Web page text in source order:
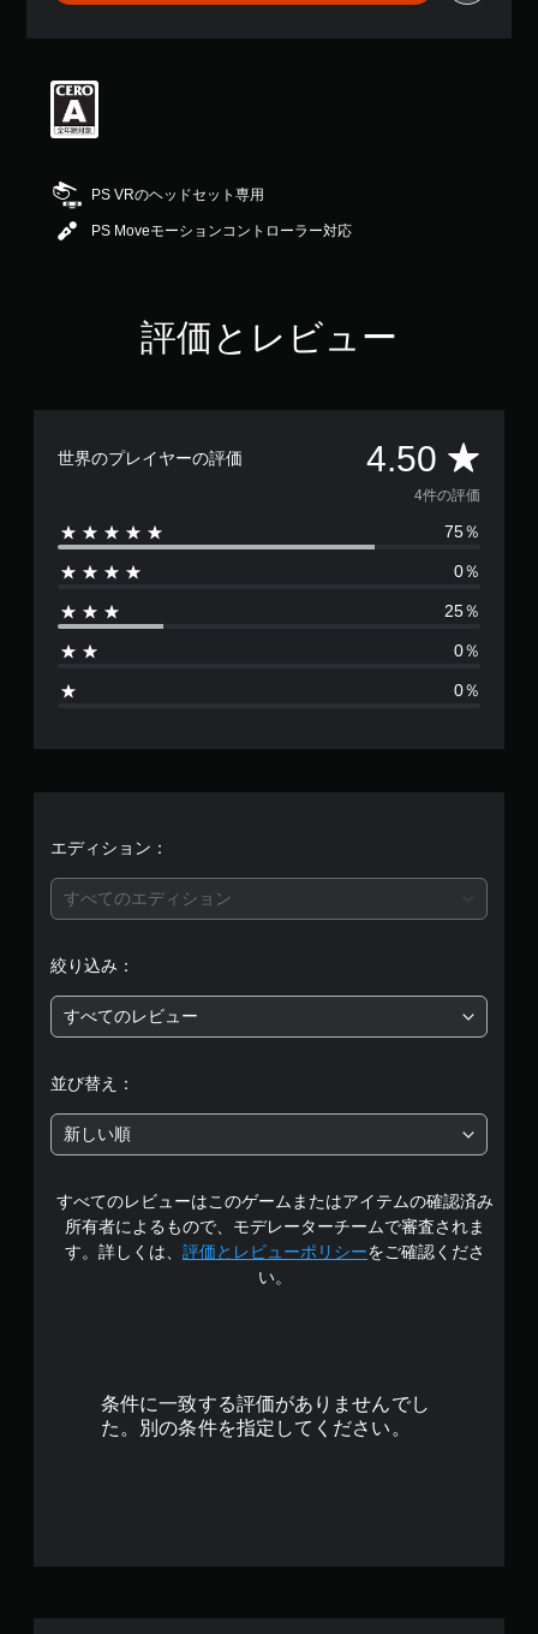
均
5
段
階
の
PS VRのヘッドセット専用
PS Moveモーションコントローラー対応
評価とレビュー
世界のプレイヤーの評価 4.50 評
価
数
は
、
段
階
の
4
.
5
4件の評価
75％
0％
25％
0％
0％
エディション：
すべてのエディション
絞り込み：
すべてのレビュー
並び替え：
新しい順
すべてのレビューはこのゲームまたはアイテムの確認済み
所有者によるもので、モデレーターチームで審査されま
す。詳しくは、 評価とレビューポリシーをご確認くださ
い。
条件に一致する評価がありませんでし
た。別の条件を指定してください。